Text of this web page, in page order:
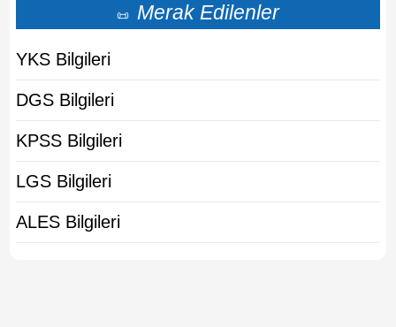
📜 Merak Edilenler
YKS Bilgileri
DGS Bilgileri
KPSS Bilgileri
LGS Bilgileri
ALES Bilgileri